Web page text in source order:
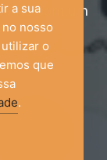
com um
a sua
nosso
o
que
.